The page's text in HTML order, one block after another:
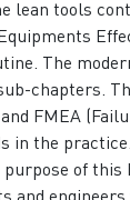
lean tools
The
chapters.
FMEA
in the
of this
and